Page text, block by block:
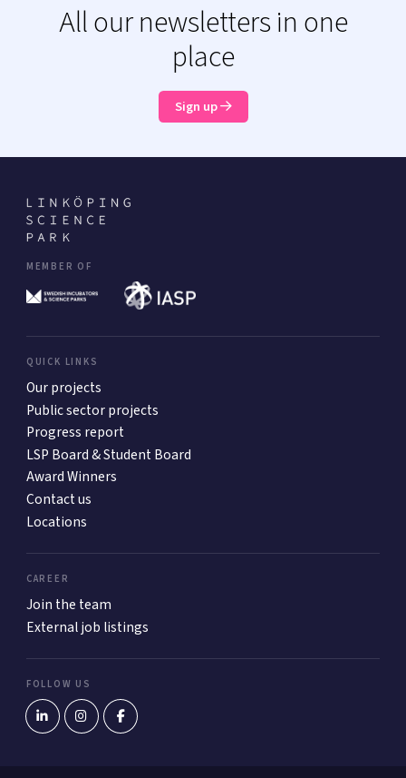
All our newsletters in one
place
Sign up
MEMBER OF
QUICK LINKS
Our projects
Public sector projects
Progress report
LSP Board & Student Board
Award Winners
Contact us
Locations
CAREER
Join the team
External job listings
FOLLOW US